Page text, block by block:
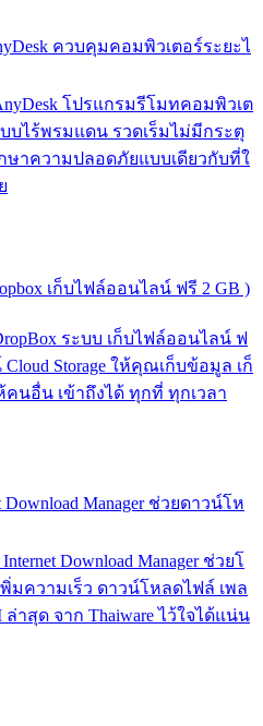
ควบคุมคอมพิวเตอร์ระยะไ
โปรแกรมรีโมทคอมพิวเต
บไร้พรมแดน รวดเร็มไม่มีกระตุ
าความปลอดภัยแบบเดียวกับที่ใ
เก็บไฟล์ออนไลน์ ฟรี 2 GB )
ระบบ เก็บไฟล์ออนไลน์ ฟ
Storage ให้คุณเก็บข้อมูล เก็
นอื่น เข้าถึงได้ ทุกที่ ทุกเวลา
Manager ช่วยดาวน์โห
Download Manager ช่วยโ
มความเร็ว ดาวน์โหลดไฟล์ เพล
าสุด จาก Thaiware ไว้ใจได้แน่น